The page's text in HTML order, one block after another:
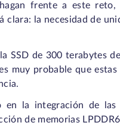
frente a este
clara: la necesidad de
SSD de 300 terabytes
muy probable que
en la integración de
de memorias